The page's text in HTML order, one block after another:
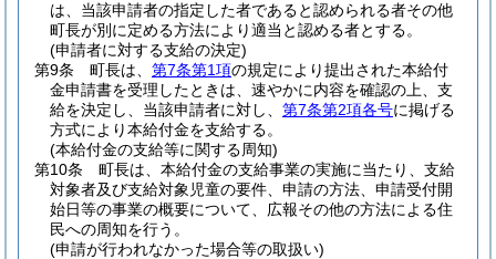
は、当該申請者の指定した者であると認められる者その他
町長が別に定める方法により適当と認める者とする。
(申請者に対する支給の決定)
第9条
町長は、 第7条第1項の規定により提出された本給付
金申請書を受理したときは、速やかに内容を確認の上、支
給を決定し、当該申請者に対し、 第7条第2項各号に掲げる
方式により本給付金を支給する。
(本給付金の支給等に関する周知)
第10条
町長は、本給付金の支給事業の実施に当たり、支給
対象者及び支給対象児童の要件、申請の方法、申請受付開
始日等の事業の概要について、広報その他の方法による住
民への周知を行う。
(申請が行われなかった場合等の取扱い)